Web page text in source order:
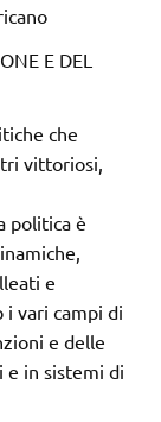
E DEL
che
vittoriosi,
politica è
e
i vari campi di
e delle
e in sistemi di